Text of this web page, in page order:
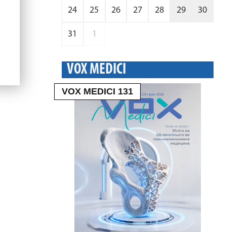
24 25 26 27 28 29 30
31 1
VOX MEDICI
VOX MEDICI 131